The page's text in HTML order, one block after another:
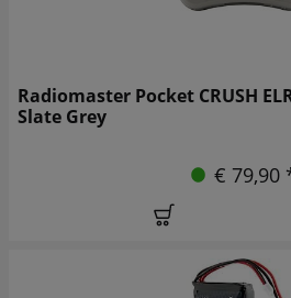
Radiomaster Pocket CRUSH
Slate Grey
€ 79,90